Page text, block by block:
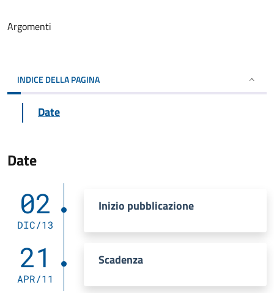
Argomenti
INDICE DELLA PAGINA
Date
Date
02
DIC/13
Inizio pubblicazione
21
APR/11
Scadenza